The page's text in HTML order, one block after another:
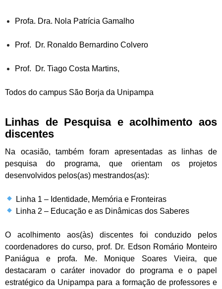
Profa. Dra. Nola Patrícia Gamalho
Prof. Dr. Ronaldo Bernardino Colvero
Prof. Dr. Tiago Costa Martins,
Todos do campus São Borja da Unipampa
Linhas de Pesquisa e acolhimento aos
discentes
Na ocasião, também foram apresentadas as linhas de
pesquisa do programa, que orientam os projetos
desenvolvidos pelos(as) mestrandos(as):
Linha 1 – Identidade, Memória e Fronteiras
Linha 2 – Educação e as Dinâmicas dos Saberes
O acolhimento aos(às) discentes foi conduzido pelos
coordenadores do curso, prof. Dr. Edson Romário Monteiro
Paniágua e profa. Me. Monique Soares Vieira, que
destacaram o caráter inovador do programa e o papel
estratégico da Unipampa para a formação de professores e